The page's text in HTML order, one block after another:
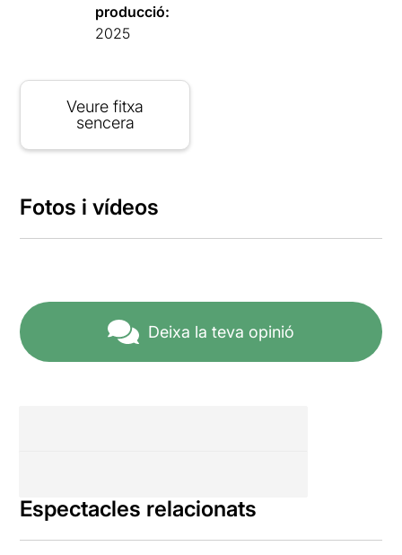
producció:
2025
Veure fitxa
sencera
Fotos i vídeos
Deixa la teva opinió
Espectacles relacionats